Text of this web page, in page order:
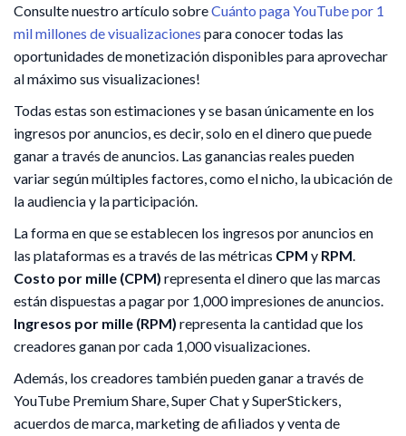
Consulte nuestro artículo sobreCuánto paga YouTube por 1
mil millones de visualizaciones para conocer todas las
oportunidades de monetización disponibles para aprovechar
al máximo sus visualizaciones!
Todas estas son estimaciones y se basan únicamente en los
ingresos por anuncios, es decir, solo en el dinero que puede
ganar a través de anuncios. Las ganancias reales pueden
variar según múltiples factores, como el nicho, la ubicación de
la audiencia y la participación.
La forma en que se establecen los ingresos por anuncios en
las plataformas es a través de las métricas CPM y RPM.
Costo por mille (CPM) representa el dinero que las marcas
están dispuestas a pagar por 1,000 impresiones de anuncios.
Ingresos por mille (RPM) representa la cantidad que los
creadores ganan por cada 1,000 visualizaciones.
Además, los creadores también pueden ganar a través de
YouTube Premium Share, Super Chat y SuperStickers,
acuerdos de marca, marketing de afiliados y venta de